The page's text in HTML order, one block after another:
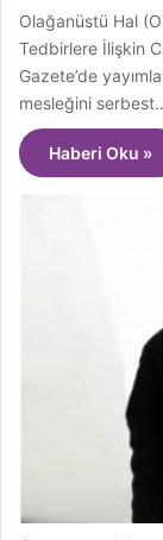
Olağanüstü Hal
Tedbirlere İlişkin
Gazete’de
mesleğini
Haberi Oku »